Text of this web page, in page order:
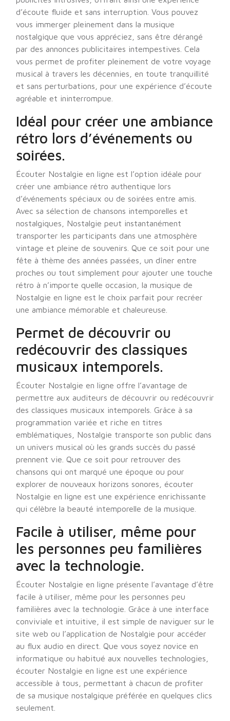
d’écoute fluide et sans interruption. Vous pouvez
vous immerger pleinement dans la musique
nostalgique que vous appréciez, sans être dérangé
par des annonces publicitaires intempestives. Cela
vous permet de profiter pleinement de votre voyage
musical à travers les décennies, en toute tranquillité
et sans perturbations, pour une expérience d’écoute
agréable et ininterrompue.
Idéal pour créer une ambiance
rétro lors d’événements ou
soirées.
Écouter Nostalgie en ligne est l’option idéale pour
créer une ambiance rétro authentique lors
d’événements spéciaux ou de soirées entre amis.
Avec sa sélection de chansons intemporelles et
nostalgiques, Nostalgie peut instantanément
transporter les participants dans une atmosphère
vintage et pleine de souvenirs. Que ce soit pour une
fête à thème des années passées, un dîner entre
proches ou tout simplement pour ajouter une touche
rétro à n’importe quelle occasion, la musique de
Nostalgie en ligne est le choix parfait pour recréer
une ambiance mémorable et chaleureuse.
Permet de découvrir ou
redécouvrir des classiques
musicaux intemporels.
Écouter Nostalgie en ligne offre l’avantage de
permettre aux auditeurs de découvrir ou redécouvrir
des classiques musicaux intemporels. Grâce à sa
programmation variée et riche en titres
emblématiques, Nostalgie transporte son public dans
un univers musical où les grands succès du passé
prennent vie. Que ce soit pour retrouver des
chansons qui ont marqué une époque ou pour
explorer de nouveaux horizons sonores, écouter
Nostalgie en ligne est une expérience enrichissante
qui célèbre la beauté intemporelle de la musique.
Facile à utiliser, même pour
les personnes peu familières
avec la technologie.
Écouter Nostalgie en ligne présente l’avantage d’être
facile à utiliser, même pour les personnes peu
familières avec la technologie. Grâce à une interface
conviviale et intuitive, il est simple de naviguer sur le
site web ou l’application de Nostalgie pour accéder
au flux audio en direct. Que vous soyez novice en
informatique ou habitué aux nouvelles technologies,
écouter Nostalgie en ligne est une expérience
accessible à tous, permettant à chacun de profiter
de sa musique nostalgique préférée en quelques clics
seulement.